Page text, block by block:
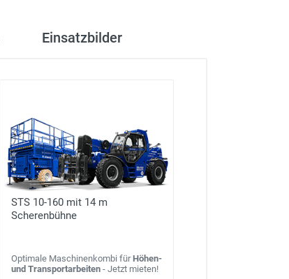
Einsatzbilder
STS 10-160 mit 14 m
Scherenbühne
Optimale Maschinenkombi fürHöhen-
und Transportarbeiten - Jetzt mieten!